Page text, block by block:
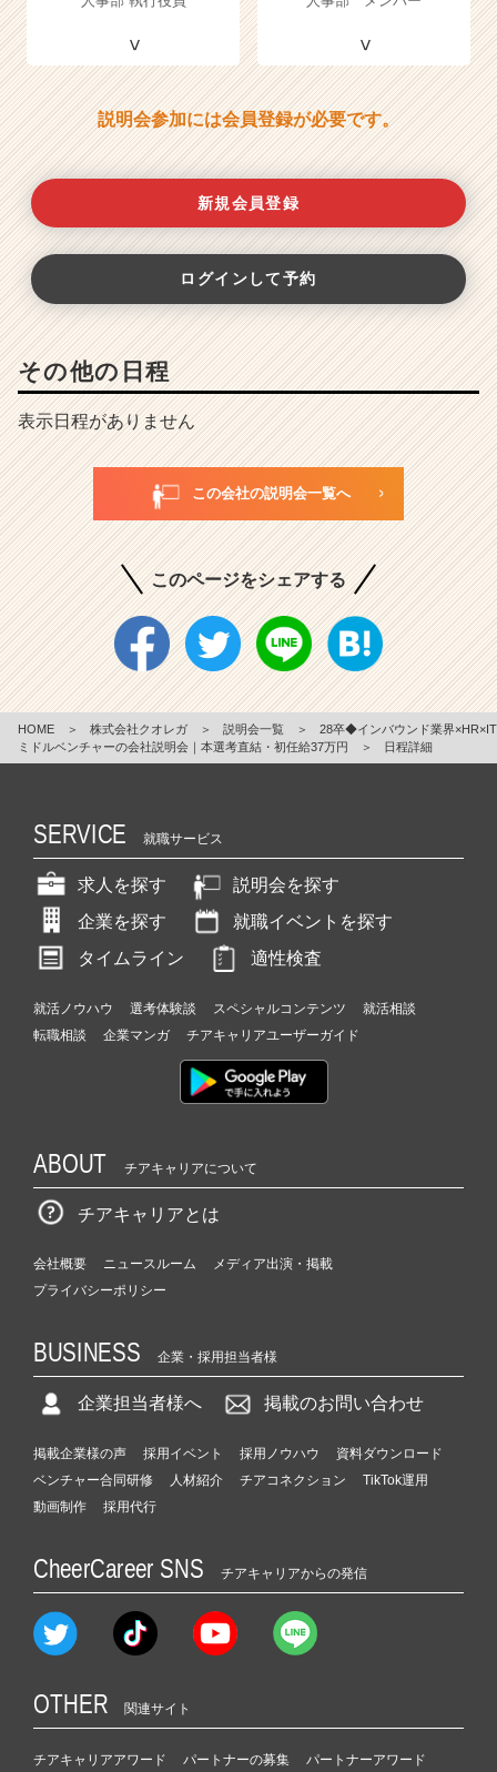
説明会参加には会員登録が必要です。
新規会員登録
ログインして予約
その他の日程
表示日程がありません
この会社の説明会一覧へ
このページをシェアする
HOME ＞ 株式会社クオレガ ＞ 説明会一覧 ＞
28卒◆インバウンド業界×HR×IT
ミドルベンチャーの会社説明会｜本選考直結・初任給37万円
＞ 日程詳細
SERVICE 就職サービス
求人を探す
説明会を探す
企業を探す
就職イベントを探す
タイムライン
適性検査
就活ノウハウ 選考体験談 スペシャルコンテンツ
就活相談
転職相談
企業マンガ チアキャリアユーザーガイド
ABOUT チアキャリアについて
チアキャリアとは
会社概要 ニュースルーム
メディア出演・掲載
プライバシーポリシー
BUSINESS 企業・採用担当者様
企業担当者様へ 掲載のお問い合わせ
掲載企業様の声 採用イベント 採用ノウハウ
資料ダウンロード
ベンチャー合同研修
人材紹介 チアコネクション
TikTok運用
動画制作
採用代行
CheerCareer SNS チアキャリアからの発信
OTHER 関連サイト
チアキャリアアワード パートナーの募集 パートナーアワード